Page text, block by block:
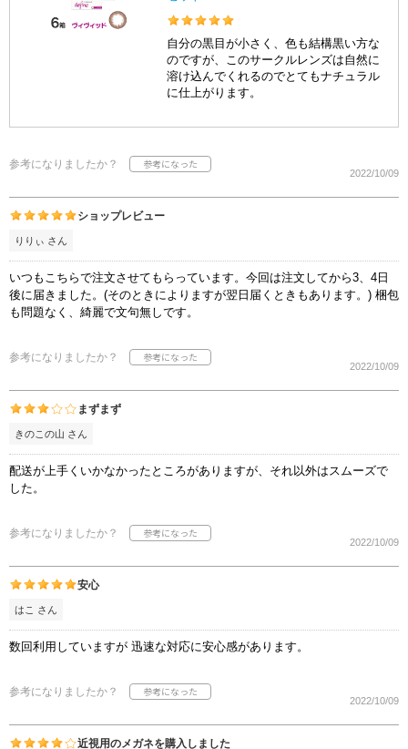
自分の黒目が小さく、色も結構黒い方な
のですが、このサークルレンズは自然に
溶け込んでくれるのでとてもナチュラル
に仕上がります。
参考になりましたか？
2022/10/09
ショップレビュー
りりぃ さん
いつもこちらで注文させてもらっています。今回は注文してから3、4日
後に届きました。(そのときによりますが翌日届くときもあります。) 梱包
も問題なく、綺麗で文句無しです。
参考になりましたか？
2022/10/09
まずまず
きのこの山 さん
配送が上手くいかなかったところがありますが、それ以外はスムーズで
した。
参考になりましたか？
2022/10/09
安心
はこ さん
数回利用していますが 迅速な対応に安心感があります。
参考になりましたか？
2022/10/09
近視用のメガネを購入しました